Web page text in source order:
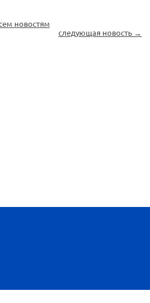
новостям
следующая новость →